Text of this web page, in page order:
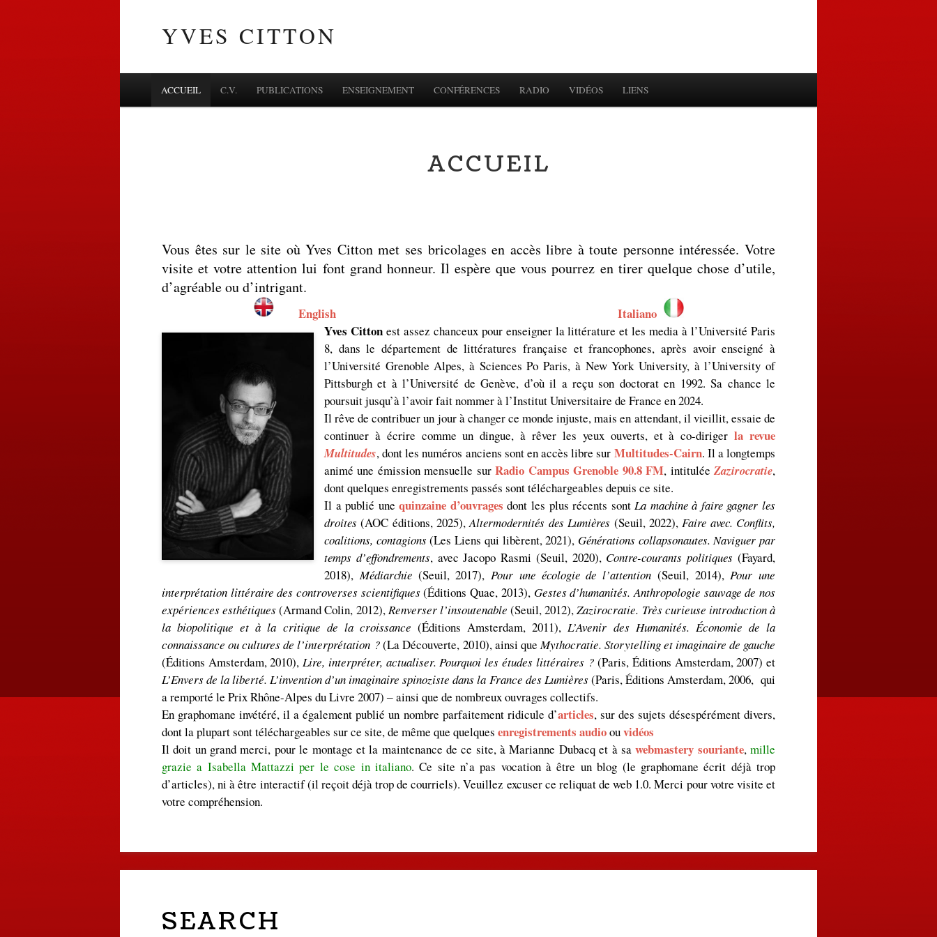
YVES CITTON
MENU
SKIP TO CONTENT
ACCUEIL C.V. PUBLICATIONS ENSEIGNEMENT CONFÉRENCES RADIO VIDÉOS LIENS
ACCUEIL
Vous êtes sur le site où Yves Citton met ses bricolages en accès libre à toute personne intéressée. Votre
visite et votre attention lui font grand honneur. Il espère que vous pourrez en tirer quelque chose d’utile,
d’agréable ou d’intrigant.
English
Italiano
Yves Citton est assez chanceux pour enseigner la littérature et les media à l’Université Paris
8, dans le département de littératures française et francophones, après avoir enseigné à
l’Université Grenoble Alpes, à Sciences Po Paris, à New York University, à l’University of
Pittsburgh et à l’Université de Genève, d’où il a reçu son doctorat en 1992. Sa chance le
poursuit jusqu’à l’avoir fait nommer à l’Institut Universitaire de France en 2024.
Il rêve de contribuer un jour à changer ce monde injuste, mais en attendant, il vieillit, essaie de
continuer à écrire comme un dingue, à rêver les yeux ouverts, et à co-dirigerla revue
Multitudes, dont les numéros anciens sont en accès libre sur Multitudes-Cairn. Il a longtemps
animé une émission mensuelle surRadio Campus Grenoble 90.8 FM, intituléeZazirocratie,
dont quelques enregistrements passés sont téléchargeables depuis ce site.
Il a publié unequinzaine d’ouvrages dont les plus récents sontLa machine à faire gagner les
droites (AOC éditions, 2025),Altermodernités des Lumières (Seuil, 2022),Faire avec. Conflits,
coalitions, contagions (Les Liens qui libèrent, 2021), Générations collapsonautes. Naviguer par
temps d’effondrements, avec Jacopo Rasmi (Seuil, 2020), Contre-courants politiques (Fayard,
2018),Médiarchie(Seuil, 2017), Pour une écologie de l’attention (Seuil, 2014),Pour une
interprétation littéraire des controverses scientifiques(Éditions Quae, 2013), Gestes d’humanités. Anthropologie sauvage de nos
expériences esthétiques(Armand Colin, 2012),Renverser l’insoutenable (Seuil, 2012),Zazirocratie. Très curieuse introduction à
la biopolitique et à la critique de la croissance (Éditions Amsterdam, 2011),L’Avenir des Humanités. Économie de la
connaissance ou cultures de l’interprétation ?(La Découverte, 2010), ainsi queMythocratie. Storytelling et imaginaire de gauche
(Éditions Amsterdam, 2010),Lire, interpréter, actualiser. Pourquoi les études littéraires ?(Paris, Éditions Amsterdam, 2007) et
L’Envers de la liberté. L’invention d’un imaginaire spinoziste dans la France des Lumières(Paris, Éditions Amsterdam, 2006, qui
a remporté le Prix Rhône-Alpes du Livre 2007) ‒ ainsi que de nombreux ouvrages collectifs.
En graphomane invétéré, il a également publié un nombre parfaitement ridicule d’articles, sur des sujets désespérément divers,
dont la plupart sont téléchargeables sur ce site, de même que quelques enregistrements audioouvidéos
Il doit un grand merci, pour le montage et la maintenance de ce site, à Marianne Dubacq et à sawebmastery souriante,mille
grazie a Isabella Mattazzi per le cose in italiano. Ce site n’a pas vocation à être un blog (le graphomane écrit déjà trop
d’articles), ni à être interactif (il reçoit déjà trop de courriels). Veuillez excuser ce reliquat de web 1.0. Merci pour votre visite et
votre compréhension.
SEARCH